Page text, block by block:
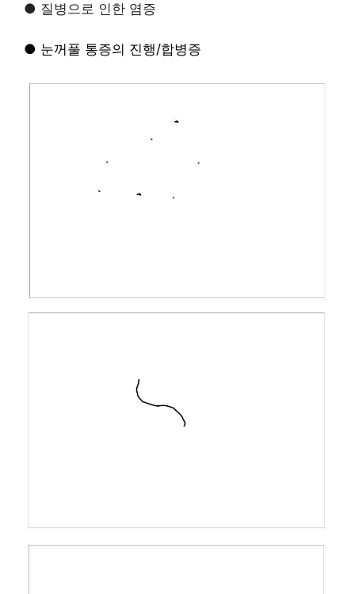
● 질병으로 인한 염증
● 눈꺼풀 통증의 진행/합병증